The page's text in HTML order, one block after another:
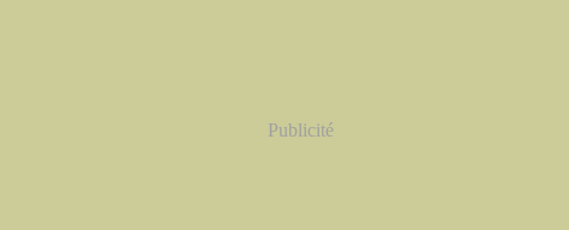
Publicité